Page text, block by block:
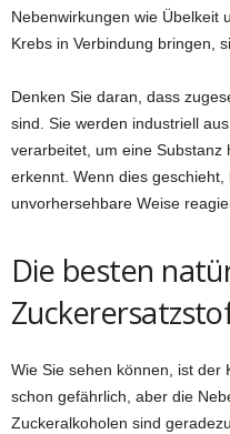
Nebenwirkungen wie Übelkeit
Krebs in Verbindung bringen,
Denken Sie daran, dass
sind. Sie werden industriell
verarbeitet, um eine
erkennt. Wenn dies
unvorhersehbare Weise
Die besten
Wie Sie sehen können, ist der
schon gefährlich, aber die
Zuckeralkoholen sind